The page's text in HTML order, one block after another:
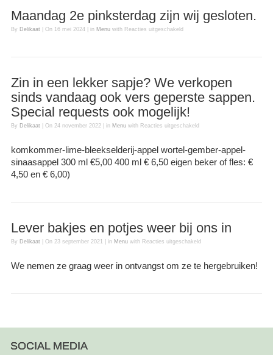
Maandag 2e pinksterdag zijn wij gesloten.
By Delikaat| On 16 mei 2024| in Menu with Reacties uitgeschakeld
Zin in een lekker sapje? We verkopen
sinds vandaag ook vers geperste sappen.
Special requests ook mogelijk!
By Delikaat| On 24 november 2022| in Menu with Reacties uitgeschakeld
ook vers geperste sappen.
Special requests ook
komkommer-lime-bleekselderij-appel wortel-gember-appel-
sinaasappel 300 ml €5,00 400 ml € 6,50 eigen beker of fles: €
4,50 en € 6,00)
Lever bakjes en potjes weer bij ons in
By Delikaat| On 23 september 2021| in Menu with Reacties uitgeschakeld
We nemen ze graag weer in ontvangst om ze te hergebruiken!
SOCIAL MEDIA